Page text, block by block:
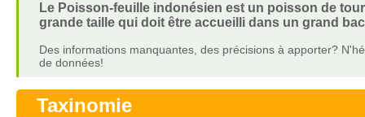
Le Poisson-feuille indonésien est un poisson de
grande taille qui doit être accueilli dans un grand
Des informations manquantes, des précisions à apporter?
de données!
Taxinomie